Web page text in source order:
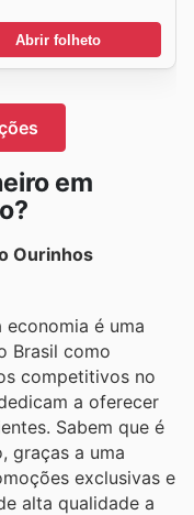
Abrir folheto
em
Ourinhos
economia é uma
Brasil como
competitivos no
a oferecer
Sabem que é
graças a uma
exclusivas e
alta qualidade a